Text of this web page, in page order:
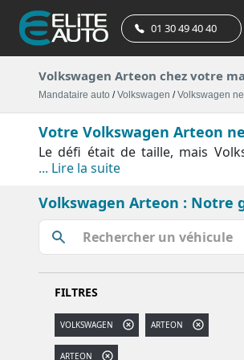
01 30 49 40 40
Volkswagen Arteon chez votre
Mandataire auto /Volkswagen /Volkswagen
Votre Volkswagen Arteon
Le défi était de taille, mais
performances exceptionnelles
R-Line. Toutes sont dotées des
caméra multifonction qui se
révèle particulièrement efficace
neuve est proposée en boîte
capacité.
... Lire la suite
Volkswagen Arteon : Notre
FILTRES
VOLKSWAGEN ARTEON
ARTEON